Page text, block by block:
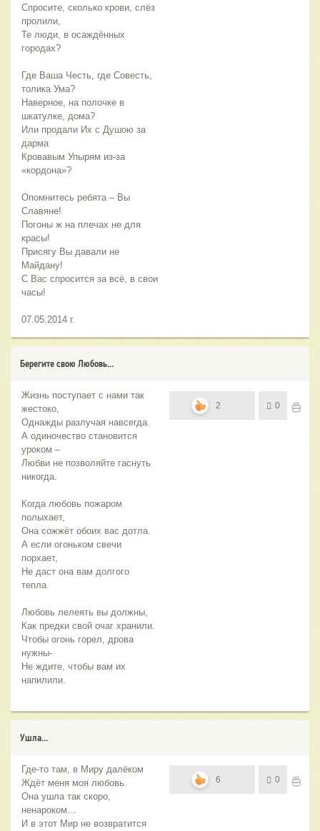
Спросите, сколько крови, слёз
пролили,
Те люди, в осаждённых
городах?
Где Ваша Честь, где Совесть,
толика Ума?
Наверное, на полочке в
шкатулке, дома?
Или продали Их с Душою за
дарма
Кровавым Упырям из-за
«кордона»?
Опомнитесь ребята – Вы
Славяне!
Погоны ж на плечах не для
красы!
Присягу Вы давали не
Майдану!
С Вас спросится за всё, в свои
часы!
07.05.2014 г.
Берегите свою Любовь...
Жизнь поступает с нами так
жестоко,
Однажды разлучая навсегда.
А одиночество становится
уроком –
Любви не позволяйте гаснуть
никогда.
Когда любовь пожаром
полыхает,
Она сожжёт обоих вас дотла.
А если огоньком свечи
порхает,
Не даст она вам долгого
тепла.
Любовь лелеять вы должны,
Как предки свой очаг хранили.
Чтобы огонь горел, дрова
нужны-
Не ждите, чтобы вам их
напилили.
2 0
Ушла...
Где-то там, в Миру далёком
Ждёт меня моя любовь.
Она ушла так скоро,
ненароком…
И в этот Мир не возвратится
6 0